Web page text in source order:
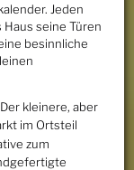
Jeden
seine Türen
besinnliche
kleinere, aber
im Ortsteil
zum